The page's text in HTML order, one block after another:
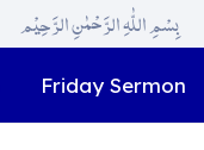
بِسْمِ اللّٰہِ الرَّحْمٰنِ الرَّحِیْم
Friday Sermon